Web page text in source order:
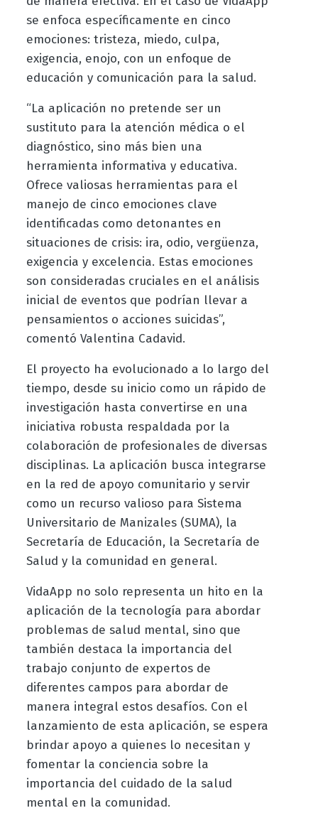
se enfoca específicamente en cinco
emociones: tristeza, miedo, culpa,
exigencia, enojo, con un enfoque de
educación y comunicación para la salud.
“La aplicación no pretende ser un
sustituto para la atención médica o el
diagnóstico, sino más bien una
herramienta informativa y educativa.
Ofrece valiosas herramientas para el
manejo de cinco emociones clave
identificadas como detonantes en
situaciones de crisis: ira, odio, vergüenza,
exigencia y excelencia. Estas emociones
son consideradas cruciales en el análisis
inicial de eventos que podrían llevar a
pensamientos o acciones suicidas”,
comentó Valentina Cadavid.
El proyecto ha evolucionado a lo largo del
tiempo, desde su inicio como un rápido de
investigación hasta convertirse en una
iniciativa robusta respaldada por la
colaboración de profesionales de diversas
disciplinas. La aplicación busca integrarse
en la red de apoyo comunitario y servir
como un recurso valioso para Sistema
Universitario de Manizales (SUMA), la
Secretaría de Educación, la Secretaría de
Salud y la comunidad en general.
VidaApp no solo representa un hito en la
aplicación de la tecnología para abordar
problemas de salud mental, sino que
también destaca la importancia del
trabajo conjunto de expertos de
diferentes campos para abordar de
manera integral estos desafíos. Con el
lanzamiento de esta aplicación, se espera
brindar apoyo a quienes lo necesitan y
fomentar la conciencia sobre la
importancia del cuidado de la salud
mental en la comunidad.